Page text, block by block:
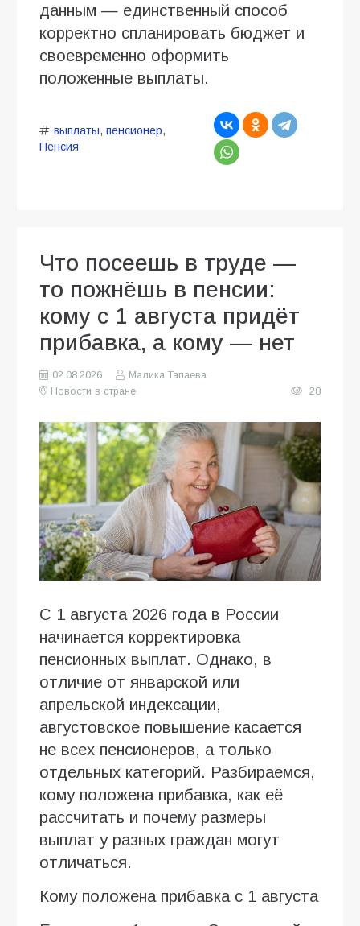
данным — единственный способ
корректно спланировать бюджет и
своевременно оформить
положенные выплаты.
выплаты, пенсионер,
Пенсия
Что посеешь в труде —
то пожнёшь в пенсии:
кому с 1 августа придёт
прибавка, а кому — нет
02.08.2026
Малика Тапаева
Новости в стране
28
С 1 августа 2026 года в России
начинается корректировка
пенсионных выплат. Однако, в
отличие от январской или
апрельской индексации,
августовское повышение касается
не всех пенсионеров, а только
отдельных категорий. Разбираемся,
кому положена прибавка, как её
рассчитать и почему размеры
выплат у разных граждан могут
отличаться.
Кому положена прибавка с 1 августа